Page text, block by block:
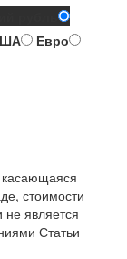
Евро
стоимости
является
Статьи